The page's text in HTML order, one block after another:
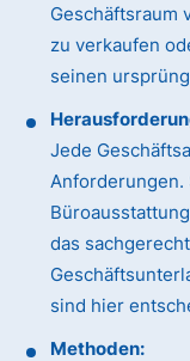
Geschäftsraum
zu verkaufen
seinen
Jede
Anforderungen.
das
sind hier
Methoden: